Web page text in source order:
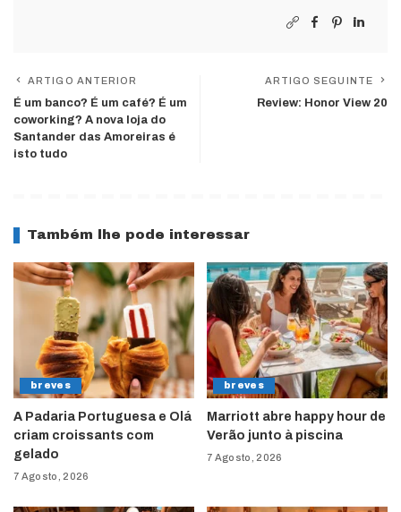
ARTIGO ANTERIOR
É um banco? É um café? É um
coworking? A nova loja do
Santander das Amoreiras é
isto tudo
ARTIGO SEGUINTE
Review: Honor View 20
Também lhe pode interessar
breves
A Padaria Portuguesa e Olá
criam croissants com
gelado
7 Agosto, 2026
breves
Marriott abre happy hour de
Verão junto à piscina
7 Agosto, 2026